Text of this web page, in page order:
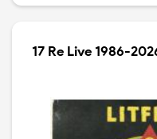
L’album conterrà la
quest’anno in
diventata negli anni
fan. Il live album
17 Re Live 1986-